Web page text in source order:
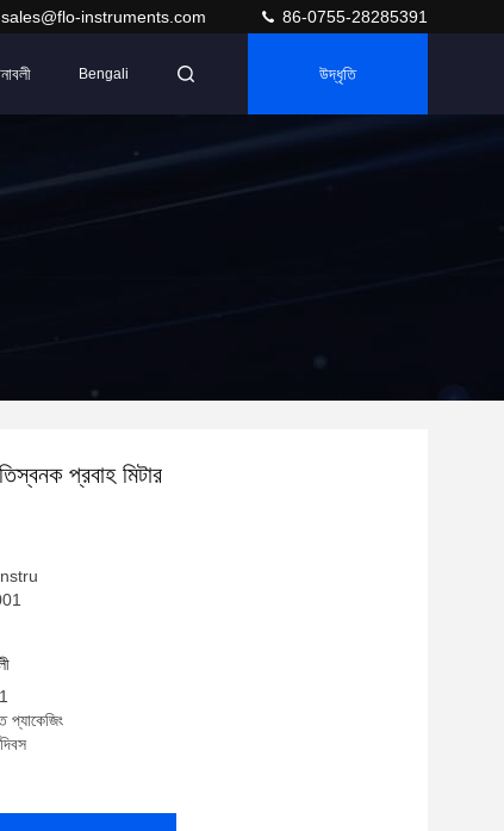
sales@flo-instruments.com 86-0755-28285391
Bengali উদ্ধৃতি
প্রবাহ মিটার
প্যাকেজিং